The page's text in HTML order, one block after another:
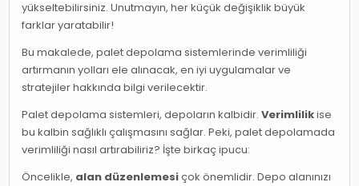
yükseltebilirsiniz. Unutmayın, her küçük değişiklik büyük
farklar yaratabilir!
Bu makalede, palet depolama sistemlerinde verimliliği
artırmanın yolları ele alınacak, en iyi uygulamalar ve
stratejiler hakkında bilgi verilecektir.
Palet depolama sistemleri, depoların kalbidir.Verimlilikise
bu kalbin sağlıklı çalışmasını sağlar. Peki, palet depolamada
verimliliği nasıl artırabiliriz? İşte birkaç ipucu:
Öncelikle, alan düzenlemesiçok önemlidir. Depo alanınızı